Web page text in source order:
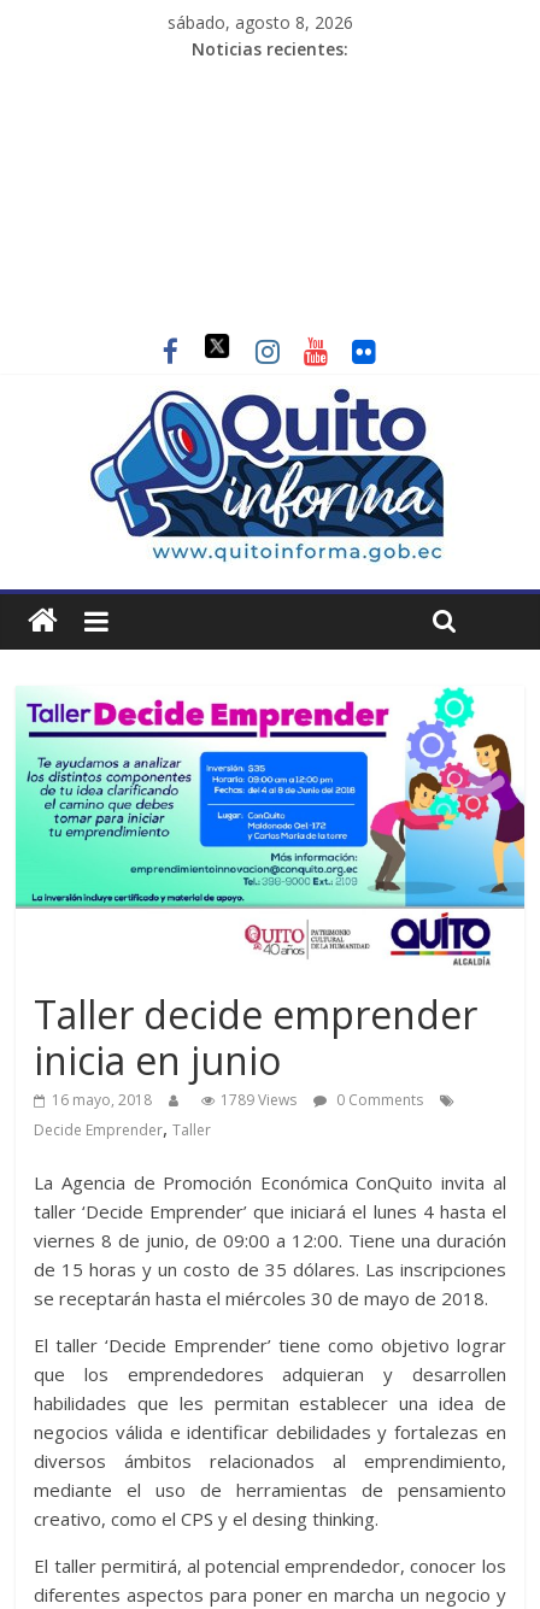
sábado, agosto 8, 2026
Noticias recientes:
Taller decide emprender
inicia en junio
16 mayo, 2018 1789 Views
0 Comments
Decide Emprender,Taller
La Agencia de Promoción Económica ConQuito invita al
taller ‘Decide Emprender’ que iniciará el lunes 4 hasta el
viernes 8 de junio, de 09:00 a 12:00. Tiene una duración
de 15 horas y un costo de 35 dólares. Las inscripciones
se receptarán hasta el miércoles 30 de mayo de 2018.
El taller ‘Decide Emprender’ tiene como objetivo lograr
que los emprendedores adquieran y desarrollen
habilidades que les permitan establecer una idea de
negocios válida e identificar debilidades y fortalezas en
diversos ámbitos relacionados al emprendimiento,
mediante el uso de herramientas de pensamiento
creativo, como el CPS y el desing thinking.
El taller permitirá, al potencial emprendedor, conocer los
diferentes aspectos para poner en marcha un negocio y